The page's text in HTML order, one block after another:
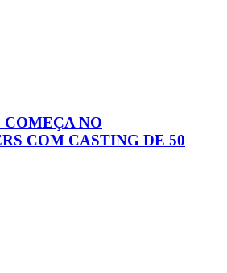
NO
COM CASTING DE 50